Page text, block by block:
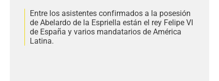
Entre los asistentes confirmados a la posesión
de Abelardo de la Espriella están el rey Felipe VI
de España y varios mandatarios de América
Latina.